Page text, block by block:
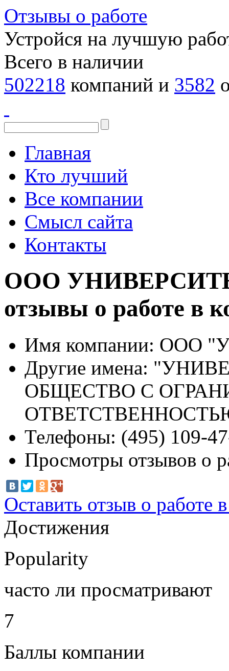
Отзывы о работе
Устройся на лучшую
Всего в наличии
502218 компаний и 3582
Главная
Кто лучший
Все компании
Смысл сайта
Контакты
ООО
отзывы о работе в
Имя компании: ООО
Другие имена:
ОБЩЕСТВО С
Телефоны: (495) 109-
Просмотры отзывов о
Оставить отзыв о работе
Достижения
Popularity
часто ли просматривают
7
Баллы компании